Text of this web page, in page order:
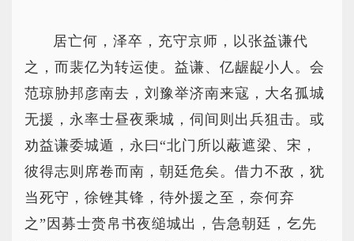
居亡何，泽卒，充守京师，以张益谦代
之，而裴亿为转运使。益谦、亿龌龊小人。会
范琼胁邦彦南去，刘豫举济南来寇，大名孤城
无援，永率士昼夜乘城，伺间则出兵狙击。或
劝益谦委城遁，永曰“北门所以蔽遮梁、宋，
彼得志则席卷而南，朝廷危矣。借力不敌，犹
当死守，徐锉其锋，待外援之至，奈何弃
之”因募士赍帛书夜缒城出，告急朝廷，乞先